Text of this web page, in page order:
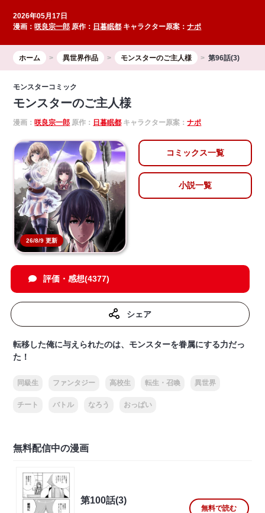
2026年05月17日
漫画：咲良宗一郎 原作： 日暮眠都 キャラクター原案：ナポ
ホーム 異世界作品 モンスターのご主人様 第96話(3)
モンスターコミック
モンスターのご主人様
漫画：咲良宗一郎 原作： 日暮眠都 キャラクター原案：ナポ
26/8/9 更新
コミックス一覧
小説一覧
評価・感想(4377)
シェア
転移した俺に与えられたのは、モンスターを眷属にする力だっ
た！
同級生 ファンタジー 高校生 転生・召喚 異世界
チート バトル なろう おっぱい
無料配信中の漫画
第100話(3)
無料で読む